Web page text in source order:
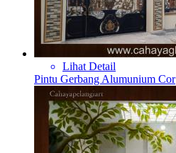
Lihat Detail
Pintu Gerbang Alumunium Cor